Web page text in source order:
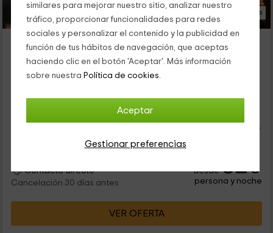
similares para mejorar nuestro sitio, analizar nuestro
tráfico, proporcionar funcionalidades para redes
sociales y personalizar el contenido y la publicidad en
función de tus hábitos de navegación, que aceptas
haciendo clic en el botón 'Aceptar'. Más información
sobre nuestra Política de cookies.
Aceptar
Gestionar preferencias
19 Fotos
Camping Riera Merlès
120 personas
30 baños
que se extiende por una finca llena de árboles frutales y
Contacto directo
Cancelación 30 días antes
desde32€
persona y noche
VER OFERTA